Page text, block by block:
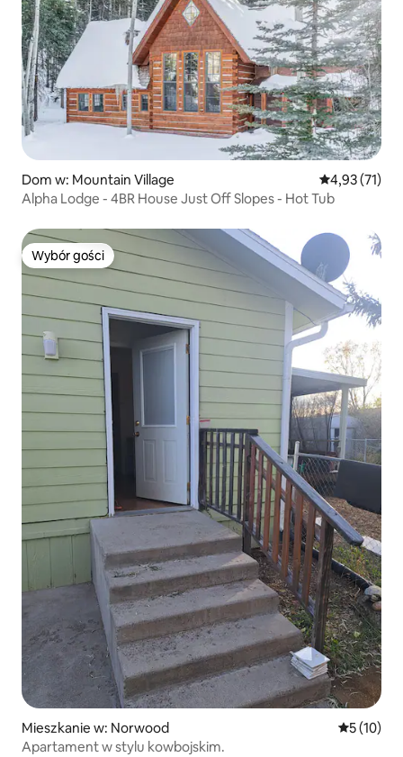
Dom w: Mountain Village Średnia
4,93 (71)
Alpha Lodge - 4BR House Just Off Slopes - Hot Tub
Wybór gości
Wybór gości
Mieszkanie w: Norwood Średnia
5 (10)
Apartament w stylu kowbojskim.